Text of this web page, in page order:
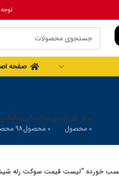
صفحه
برق خورشیدی
0 محصول
ساختمانی
0 محصول
روشنایی
98 محصول
خورده “لیست قیمت سوکت رله شیشه ای 11